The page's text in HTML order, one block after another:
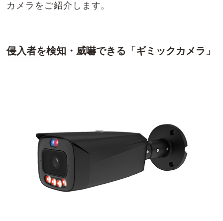
カメラをご紹介します。
侵入者を検知・威嚇できる 「ギミックカメラ」